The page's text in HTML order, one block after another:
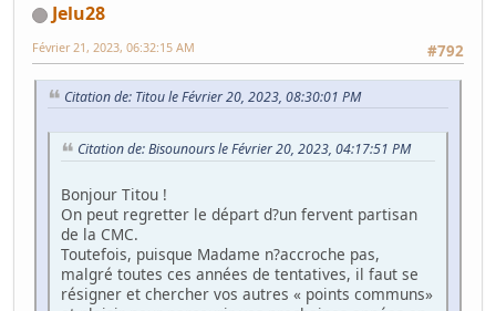
Jelu28
#792
Février 21, 2023, 06:32:15 AM
Citation de: Titou le Février 20, 2023, 08:30:01 PM
Citation de: Bisounours le Février 20, 2023, 04:17:51 PM
Bonjour Titou !
On peut regretter le départ d?un fervent partisan
de la CMC.
Toutefois, puisque Madame n?accroche pas,
malgré toutes ces années de tentatives, il faut se
résigner et chercher vos autres « points communs»